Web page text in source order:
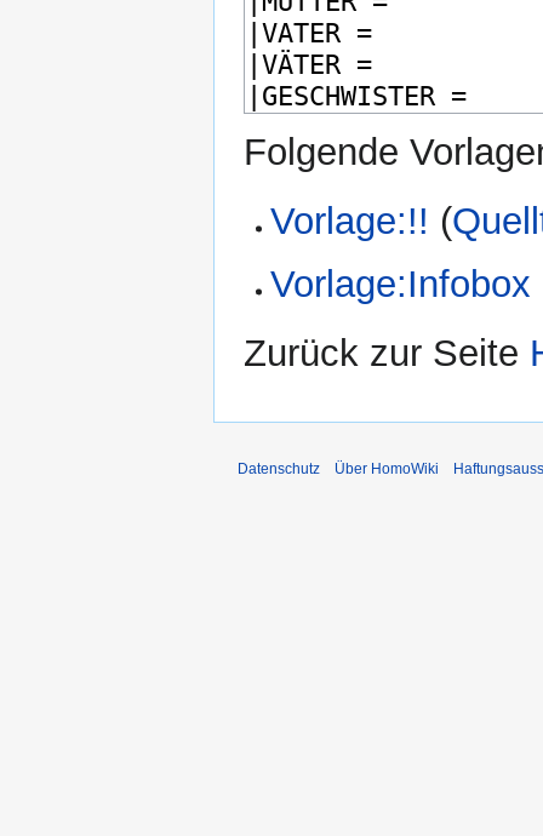
Folgende
Vorlage:!! (
Vorlage:Infobox
Zurück zur Seite
Datenschutz Über HomoWiki